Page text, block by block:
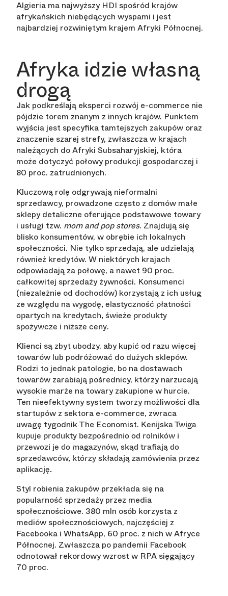
Algieria ma najwyższy HDI spośród krajów
afrykańskich niebędących wyspami i jest
najbardziej rozwiniętym krajem Afryki Północnej.
Afryka idzie własną
drogą
Jak podkreślają eksperci rozwój e-commerce nie
pójdzie torem znanym z innych krajów. Punktem
wyjścia jest specyfika tamtejszych zakupów oraz
znaczenie szarej strefy, zwłaszcza w krajach
należących do Afryki Subsaharyjskiej, która
może dotyczyć połowy produkcji gospodarczej i
80 proc. zatrudnionych.
Kluczową rolę odgrywają nieformalni
sprzedawcy, prowadzone często z domów małe
sklepy detaliczne oferujące podstawowe towary
i usługi tzw. mom and pop stores. Znajdują się
blisko konsumentów, w obrębie ich lokalnych
społeczności. Nie tylko sprzedają, ale udzielają
również kredytów. W niektórych krajach
odpowiadają za połowę, a nawet 90 proc.
całkowitej sprzedaży żywności. Konsumenci
(niezależnie od dochodów) korzystają z ich usług
ze względu na wygodę, elastyczność płatności
opartych na kredytach, świeże produkty
spożywcze i niższe ceny.
Klienci są zbyt ubodzy, aby kupić od razu więcej
towarów lub podróżować do dużych sklepów.
Rodzi to jednak patologie, bo na dostawach
towarów zarabiają pośrednicy, którzy narzucają
wysokie marże na towary zakupione w hurcie.
Ten nieefektywny system tworzy możliwości dla
startupów z sektora e-commerce, zwraca
uwagę tygodnik The Economist. Kenijska Twiga
kupuje produkty bezpośrednio od rolników i
przewozi je do magazynów, skąd trafiają do
sprzedawców, którzy składają zamówienia przez
aplikację.
Styl robienia zakupów przekłada się na
popularność sprzedaży przez media
społecznościowe. 380 mln osób korzysta z
mediów społecznościowych, najczęściej z
Facebooka i WhatsApp, 60 proc. z nich w Afryce
Północnej. Zwłaszcza po pandemii Facebook
odnotował rekordowy wzrost w RPA sięgający
70 proc.